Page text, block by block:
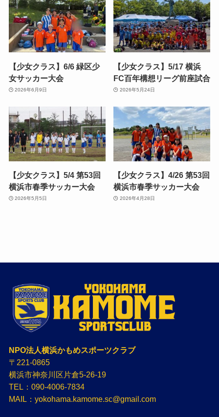
【少女クラス】6/6 緑区少
女サッカー大会
2026年6月9日
【少女クラス】5/17 横浜
FC百年構想リーグ前座試合
2026年5月24日
【少女クラス】5/4 第53回
横浜市春季サッカー大会
2026年5月5日
【少女クラス】4/26 第53回
横浜市春季サッカー大会
2026年4月28日
NPO法人横浜かもめスポーツクラブ
〒221-0865
横浜市神奈川区片倉5-26-19
TEL：090-4006-7834
MAIL：yokohama.kamome.sc@gmail.com